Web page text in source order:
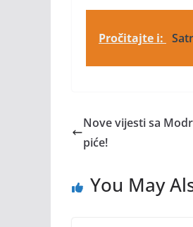
Pročitajte i:
Nove vijesti sa
piće!
You May